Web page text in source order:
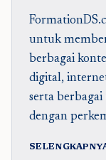
untuk
berbagai
digital,
serta
dengan